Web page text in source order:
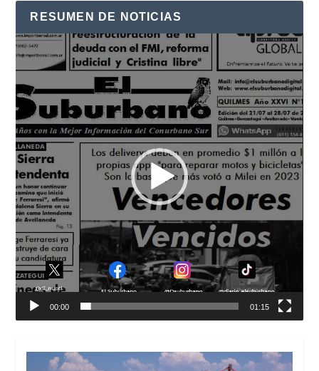
RESUMEN DE NOTICIAS
Reproductor
de
vídeo
00:00 01:15